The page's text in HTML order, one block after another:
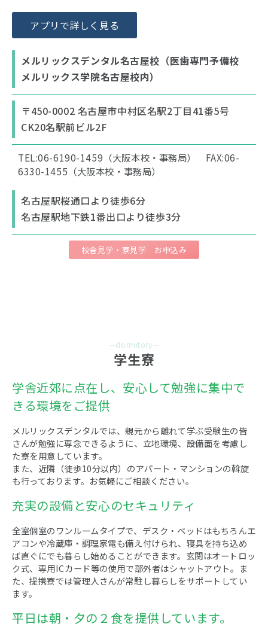
アプリで詳しく見る
メルリックスデンタル名古屋校（医歯専門予備校
メルリックス学院名古屋校内）
〒450-0002 名古屋市中村区名駅2丁目41番5号
CK20名駅前ビル2F
TEL:06-6190-1459（大阪本校・事務局） FAX:06-
6330-1455（大阪本校・事務局）
名古屋駅桜通口より徒歩6分
名古屋駅地下鉄1番出口より徒歩3分
校舎見学・寮見学 お申込み
dormitory
学生寮
学舎近郊に点在し、安心して勉強に集中で
きる環境をご提供
メルリックスデンタルでは、親元から離れて学ぶ受験生の皆
さんが勉強に専念できるように、立地環境、設備面を考慮し
た寮を用意しています。
また、近隣（徒歩10分以内）のアパート・マンションの斡旋
も行っております。お気軽にご相談ください。
充実の設備と安心のセキュリティ
全室個室のワンルームタイプで、デスク・ベッドはもちろんエ
アコンや冷蔵庫・調理家電も備え付けられ、寝具を持ち込め
ば直ぐにでも暮らし始めることができます。玄関はオートロッ
ク式、専用ICカード等の使用で部外者はシャットアウト。ま
た、提携寮では管理人さんが常駐し暮らしをサポートしてい
ます。
平日は朝・夕の２食を提供しています。